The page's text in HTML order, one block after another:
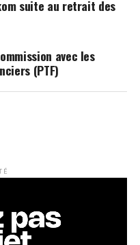
suite au retrait des
avec les
(PTF)